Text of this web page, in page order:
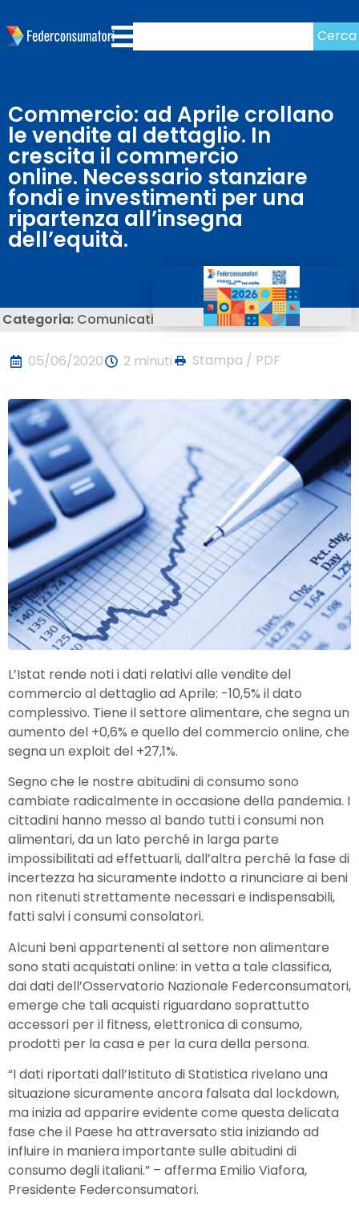
Cerca
Commercio: ad Aprile crollano
le vendite al dettaglio. In
crescita il commercio
online. Necessario stanziare
fondi e investimenti per una
ripartenza all’insegna
dell’equità.
Categoria: Comunicati
05/06/2020 2 minuti Stampa / PDF
L’Istat rende noti i dati relativi alle vendite del
commercio al dettaglio ad Aprile: -10,5% il dato
complessivo. Tiene il settore alimentare, che segna un
aumento del +0,6% e quello del commercio online, che
segna un exploit del +27,1%.
Segno che le nostre abitudini di consumo sono
cambiate radicalmente in occasione della pandemia. I
cittadini hanno messo al bando tutti i consumi non
alimentari, da un lato perché in larga parte
impossibilitati ad effettuarli, dall’altra perché la fase di
incertezza ha sicuramente indotto a rinunciare ai beni
non ritenuti strettamente necessari e indispensabili,
fatti salvi i consumi consolatori.
Alcuni beni appartenenti al settore non alimentare
sono stati acquistati online: in vetta a tale classifica,
dai dati dell’Osservatorio Nazionale Federconsumatori,
emerge che tali acquisti riguardano soprattutto
accessori per il fitness, elettronica di consumo,
prodotti per la casa e per la cura della persona.
“I dati riportati dall’Istituto di Statistica rivelano una
situazione sicuramente ancora falsata dal lockdown,
ma inizia ad apparire evidente come questa delicata
fase che il Paese ha attraversato stia iniziando ad
influire in maniera importante sulle abitudini di
consumo degli italiani.” – afferma Emilio Viafora,
Presidente Federconsumatori.